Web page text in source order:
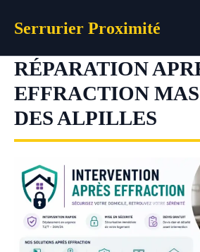
Serrurier Proximité
RÉPARATION
EFFRACTION
DES ALPILLES